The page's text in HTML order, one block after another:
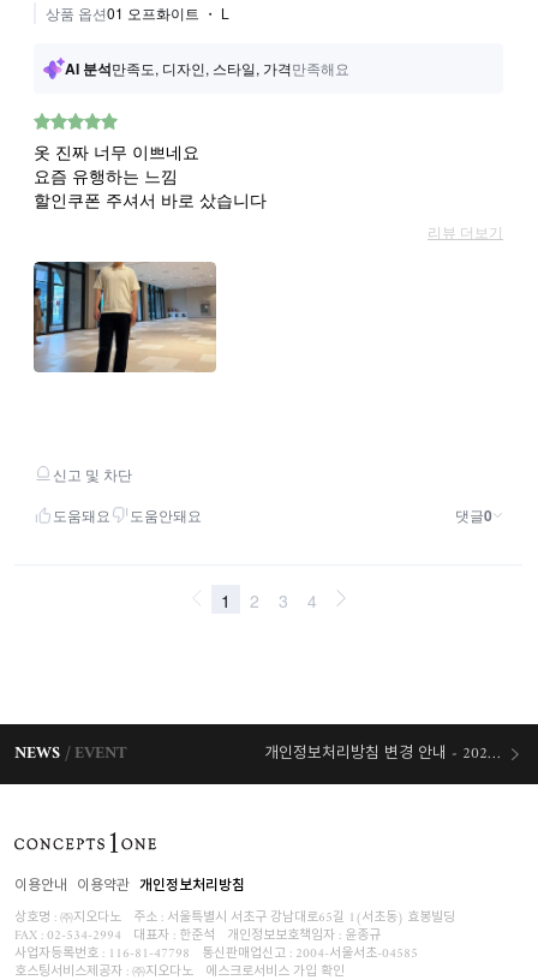
NEWS EVENT 개인정보처리방침 변경 안내 - 2026/07/30 시행
이용안내 이용약관 개인정보처리방침
상호명 : ㈜지오다노 주소 : 서울특별시 서초구 강남대로65길 1(서초동) 효봉빌딩
FAX : 02-534-2994 대표자 : 한준석 개인정보보호책임자 : 윤종규
사업자등록번호 : 116-81-47798 통신판매업신고 : 2004-서울서초-04585
호스팅서비스제공자 : ㈜지오다노 에스크로서비스 가입 확인